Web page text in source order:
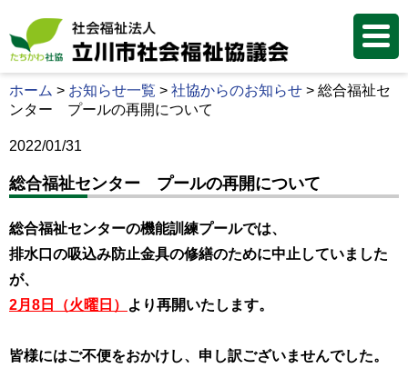
ホーム > お知らせ一覧 > 社協からのお知らせ > 総合福祉セ
ンター プールの再開について
2022/01/31
総合福祉センター プールの再開について
総合福祉センターの機能訓練プールでは、
排水口の吸込み防止金具の修繕のために中止していました
が、
2月8日（火曜日）
より再開いたします。
皆様にはご不便をおかけし、申し訳ございませんでした。